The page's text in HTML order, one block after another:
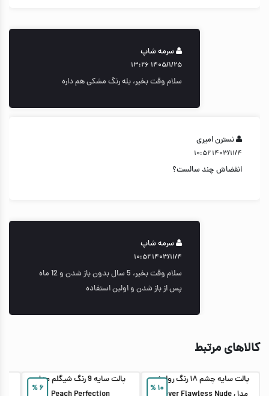
سرمه شاپ
۱۴۰۵/۱/۲۵ ۱۳:۲۶
سلام وقت بخیر، بله رنگ مشکی هم داره
نسترن امیری
۱۴۰۳/۱۱/۴ ۱۰:۵۲
انقضاش چند سالست؟
سرمه شاپ
۱۴۰۳/۱۱/۴ ۱۰:۵۲
سلام وقت بخیر، 5 سال بدون باز شدن و 12 ماه
پس از باز شدن و اولین استفاده
کالاهای مرتبط
۱۰%
پالت سایه چشم ۱۸ رنگ رولوشن
۶ %
پالت سایه 9 رنگ شیگلم مدل